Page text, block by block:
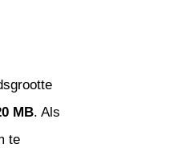
MB. Als
te